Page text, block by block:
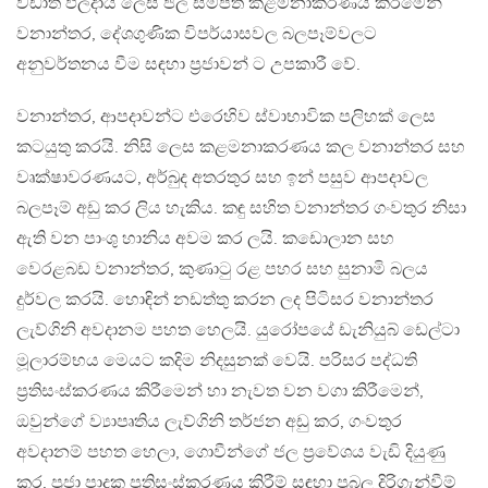
වනාන්තර, දේශගුණික විපර්යාසවල බලපෑම්වලට
අනුවර්තනය වීම සඳහා ප්‍රජාවන් ට උපකාරී වේ.
වනාන්තර, ආපදාවන්ට එරෙහිව ස්වාභාවික පලිහක් ලෙස
කටයුතු කරයි. නිසි ලෙස කළමනාකරණය කල වනාන්තර සහ
වෘක්ෂාවරණයට, අර්බුද අතරතුර සහ ඉන් පසුව ආපදාවල
බලපෑම් අඩු කර ලිය හැකිය. කඳු සහිත වනාන්තර ගංවතුර නිසා
ඇති වන පාංශු හානිය අවම කර ලයි. කඩොලාන සහ
වෙරළබඩ වනාන්තර, කුණාටු රළ පහර සහ සුනාමි බලය
දුර්වල කරයි. හොඳින් නඩත්තු කරන ලද පිටිසර වනාන්තර
ලැව්ගිනි අවදානම පහත හෙලයි. යුරෝපයේ ඩැනියුබ් ඩෙල්ටා
මූලාරම්භය මෙයට කදිම නිදසුනක් වෙයි. පරිසර පද්ධති
ප්‍රතිසංස්කරණය කිරීමෙන් හා නැවත වන වගා කිරීමෙන්,
ඔවුන්ගේ ව්‍යාපෘතිය ලැව්ගිනි තර්ජන අඩු කර, ගංවතුර
අවදානම් පහත හෙලා, ගොවීන්ගේ ජල ප්‍රවේශය වැඩි දියුණු
කර, ප්‍රජා පාදක ප්‍රතිසංස්කරණය කිරීම් සඳහා ප්‍රබල දිරිගැන්වීම්